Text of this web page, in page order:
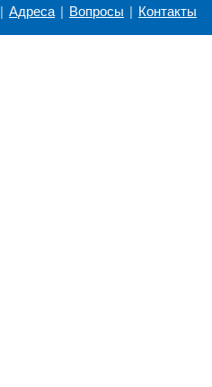
| Адреса | Вопросы | Контакты